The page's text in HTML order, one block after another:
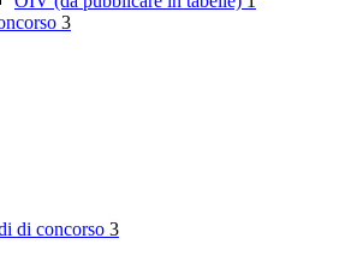
3
di concorso 3